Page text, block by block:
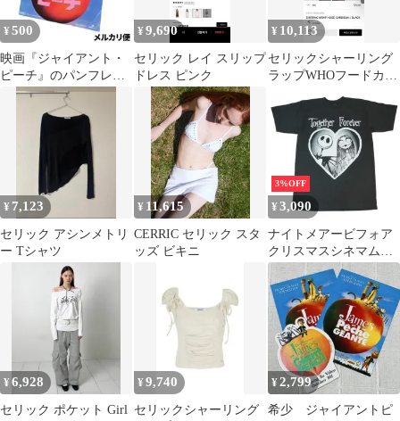
¥ 500
映画『ジャイアント・
ピーチ』のパンフレッ
¥9,690
セリック レイ スリップ
ドレス ピンク
¥ 10,113
セリックシャーリング
ラップWHOフードカー
¥ 7,123
セリック アシンメトリ
ー Tシャツ
¥ 11,615
CERRIC セリック スタ
ッズ ビキニ
3%OFF
¥ 3,090
ナイトメアービフォア
クリスマスシネマムー
ビーティーTシャツジ
ャック映画TEE
TOGETHER FOREVER
¥6,928
セリック ポケット Girl
¥9,740
セリックシャーリング
¥2,799
希少 ジャイアントピ